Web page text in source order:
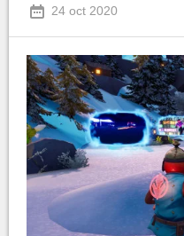
24 oct 2020